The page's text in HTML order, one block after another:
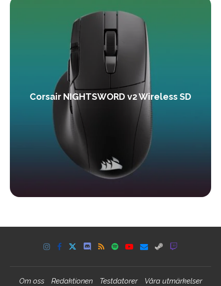
Corsair NIGHTSWORD v2 Wireless SD
Om oss Redaktionen Testdatorer Våra utmärkelser